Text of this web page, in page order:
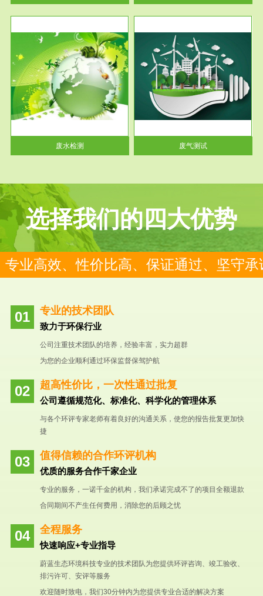
废水检测
服务范围
废气测试
检测范围工业废气检测包括有机
废气和无机废气。有机废气主要
包括...
废气测试
选择我们的四大优势
专业高效、性价比高、保证通过、坚守承
专业的技术团队
致力于环保行业
公司注重技术团队的培养，经验丰富，实力超群
为您的企业顺利通过环保监督保驾护航
超高性价比，一次性通过批复
公司遵循规范化、标准化、科学化的管理体系
与各个环评专家老师有着良好的沟通关系，使您的报告批复更加快
捷
值得信赖的合作环评机构
优质的服务合作千家企业
专业的服务，一诺千金的机构，我们承诺完成不了的项目全额退款
合同期间不产生任何费用，消除您的后顾之忧
全程服务
快速响应+专业指导
蔚蓝生态环境科技专业的技术团队为您提供环评咨询、竣工验收、
排污许可、安评等服务
欢迎随时致电，我们30分钟内为您提供专业合适的解决方案